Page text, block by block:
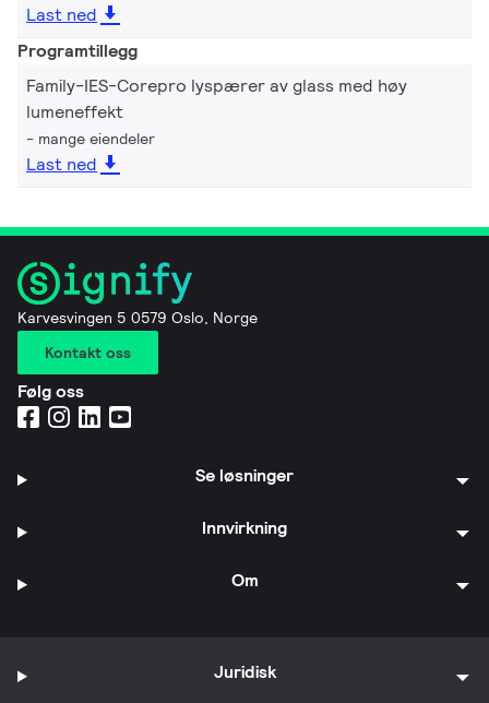
Last ned
Programtillegg
Family-IES-Corepro lyspærer av glass med høy
lumeneffekt
mange eiendeler
Last ned
Karvesvingen 5 0579 Oslo, Norge
Kontakt oss
Følg oss
Se løsninger
Innvirkning
Om
Juridisk